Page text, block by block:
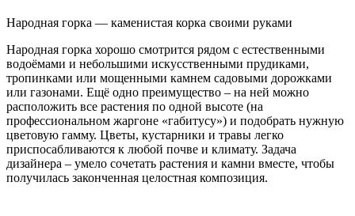
Народная горка — каменистая корка своими руками
Народная горка хорошо смотрится рядом с естественными
водоёмами и небольшими искусственными прудиками,
тропинками или мощенными камнем садовыми дорожками
или газонами. Ещё одно преимущество – на ней можно
расположить все растения по одной высоте (на
профессиональном жаргоне «габитусу») и подобрать нужную
цветовую гамму. Цветы, кустарники и травы легко
приспосабливаются к любой почве и климату. Задача
дизайнера – умело сочетать растения и камни вместе, чтобы
получилась законченная целостная композиция.